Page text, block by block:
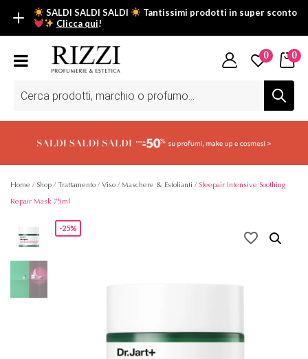
SALDI SALDI SALDI
Tantissimi prodotti in super sconto
Clicca qui!
SALDI SALDI SALDI
Fino al -50% su tantissimi prodotti beauty nella sezione saldi: il
Scopri tutti i prodotti in super saldo!Clicca qui
prodotti
0 0
Home / Shop / Trattamento / Viso / Maschere & Esfolianti / Sleepair Intensive Soothing
Repair Mask 75ml
-25%